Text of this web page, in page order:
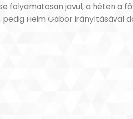
folyamatosan javul, a héten a
Heim Gábor irányításával